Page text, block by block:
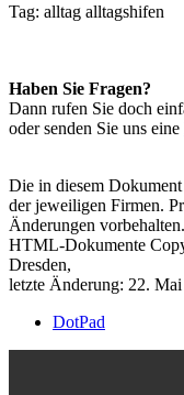
Tag: alltag alltagshifen
Haben Sie Fragen?
Dann rufen Sie doch
oder senden Sie uns eine
Die in diesem
der jeweiligen Firmen.
Änderungen vorbehalten.
HTML-Dokumente
Dresden,
letzte Änderung: 22.
DotPad